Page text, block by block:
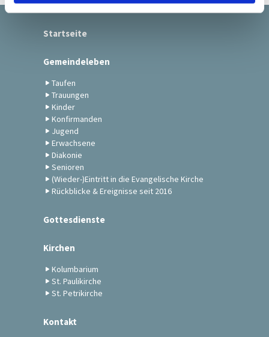
Startseite
Gemeindeleben
Taufen
Trauungen
Kinder
Konfirmanden
Jugend
Erwachsene
Diakonie
Senioren
(Wieder-)Eintritt in die Evangelische Kirche
Rückblicke & Ereignisse seit 2016
Gottesdienste
Kirchen
Kolumbarium
St. Paulikirche
St. Petrikirche
Kontakt